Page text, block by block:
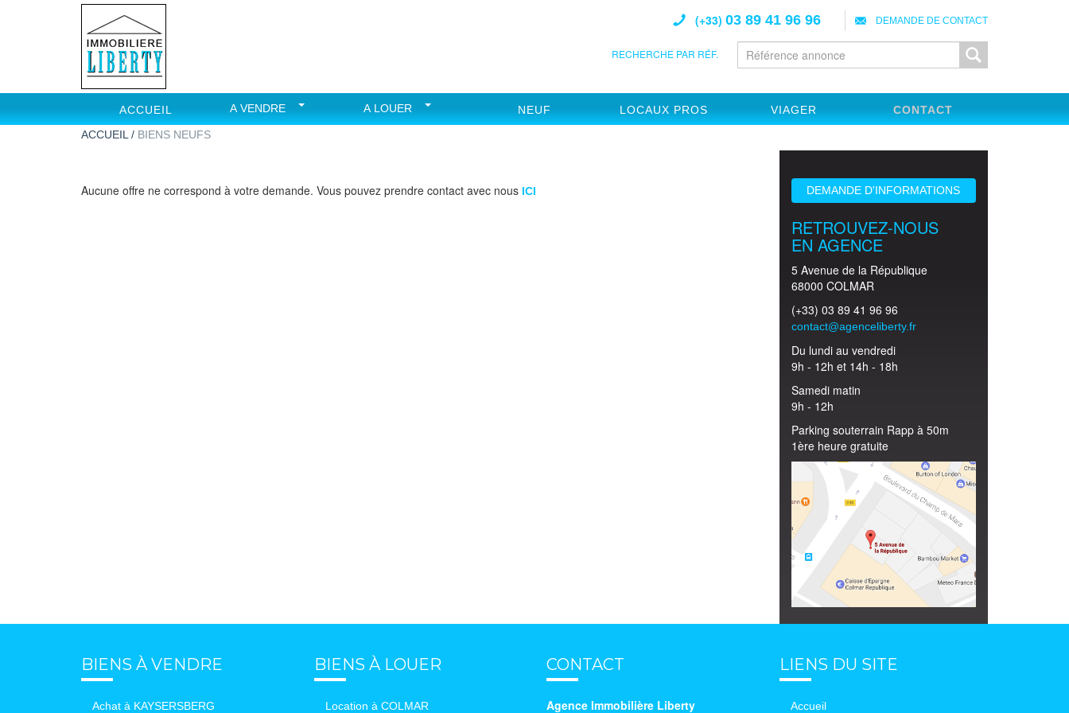
(+33) 03 89 41 96 96 DEMANDE DE CONTACT
RECHERCHE PAR RÉF.
ACCUEIL A VENDRE A LOUER NEUF LOCAUX PROS VIAGER
CONTACT
ACCUEIL / BIENS NEUFS
Aucune offre ne correspond à votre demande. Vous pouvez prendre contact avec nous ICI DEMANDE D'INFORMATIONS
RETROUVEZ-NOUS
EN AGENCE
5 Avenue de la République
68000 COLMAR
(+33) 03 89 41 96 96
contact@agenceliberty.fr
Du lundi au vendredi
9h - 12h et 14h - 18h
Samedi matin
9h - 12h
Parking souterrain Rapp à 50m
1ère heure gratuite
BIENS À VENDRE
Achat à KAYSERSBERG
BIENS À LOUER
Location à COLMAR
CONTACT
Agence Immobilière Liberty
LIENS DU SITE
Accueil